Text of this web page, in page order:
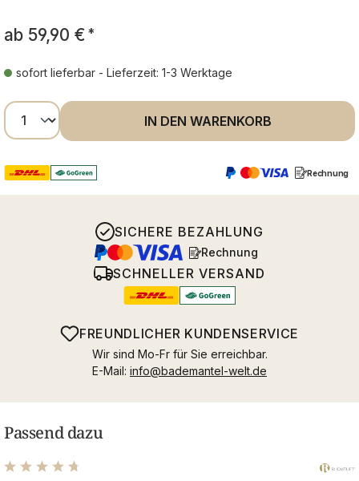
ab 59,90 € *
sofort lieferbar - Lieferzeit: 1-3 Werktage
Produkt Anzahl: Gib den gewünschten
IN DEN WARENKORB
Rechnung
SICHERE BEZAHLUNG
Rechnung
SCHNELLER VERSAND
FREUNDLICHER KUNDENSERVICE
Wir sind Mo-Fr für Sie erreichbar.
E-Mail: info@bademantel-welt.de
Passend dazu